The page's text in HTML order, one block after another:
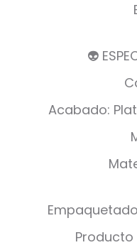
👽
Acabado:
Producto